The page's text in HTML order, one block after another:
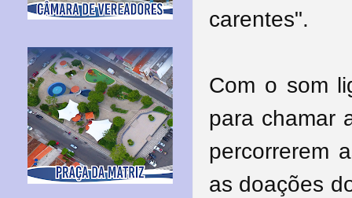
carentes".
Com o som
para chamar
percorrerem
as doações